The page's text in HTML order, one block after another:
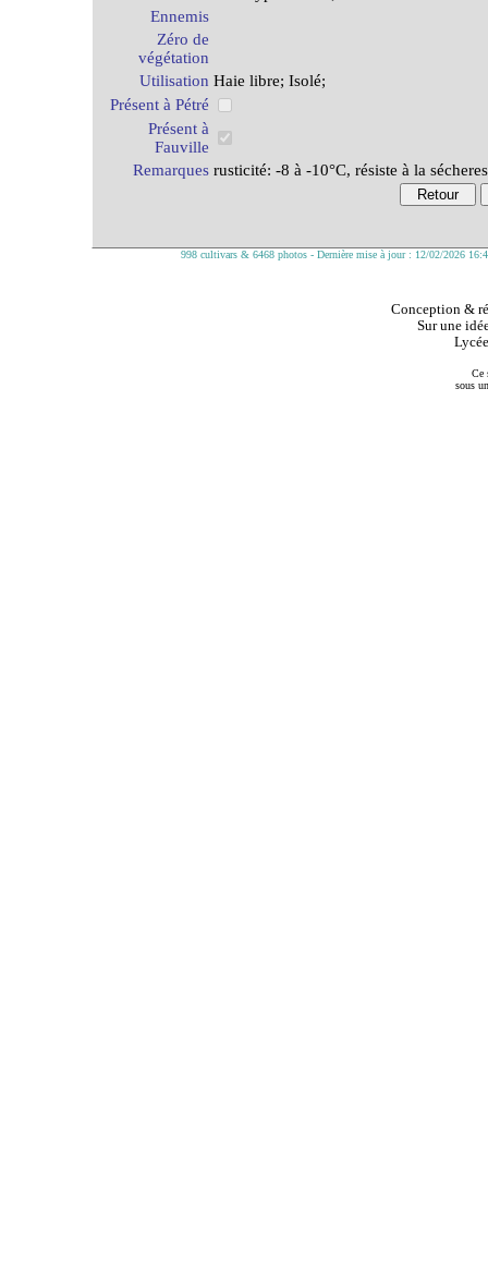
Ennemis
Zéro de
végétation
Utilisation Haie libre; Isolé;
Présent à Pétré
Présent à
Fauville
Remarques rusticité: -8 à -10°C, résiste à la
998 cultivars & 6468 photos - Dernière mise à jour : 12/02/2026
Conception &
Sur une
Ce
sous